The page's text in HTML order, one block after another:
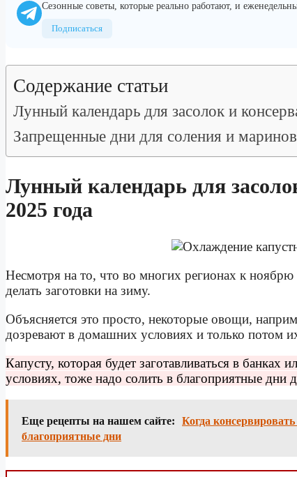
Сезонные советы, которые реально работают, и
Подписаться
Содержание статьи
Лунный календарь для засолок и
Запрещенные дни для соления и
Лунный календарь для
2025 года
Несмотря на то, что во многих регионах к
делать заготовки на зиму.
Объясняется это просто, некоторые овощи,
дозревают в домашних условиях и только потом
Капусту, которая будет заготавливаться в
условиях, тоже надо солить в благоприятные дни
Еще рецепты на нашем сайте:
Когда
благоприятные дни